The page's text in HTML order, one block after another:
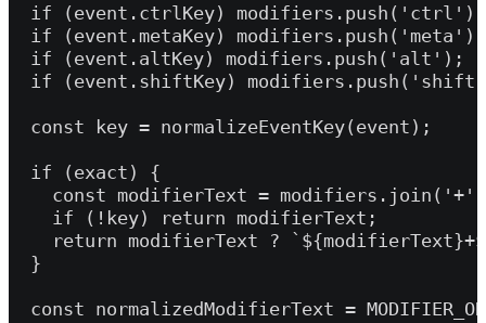
  if (event.ctrlKey) modifiers.push('ctrl');
  if (event.metaKey) modifiers.push('meta');
  if (event.altKey) modifiers.push('alt');
if (event.shiftKey)
  const key = normalizeEventKey(event);
  if (exact) {
const modifierText =
    if (!key) return modifierText;
return modifierText ?
  }
const normalizedModifierText =